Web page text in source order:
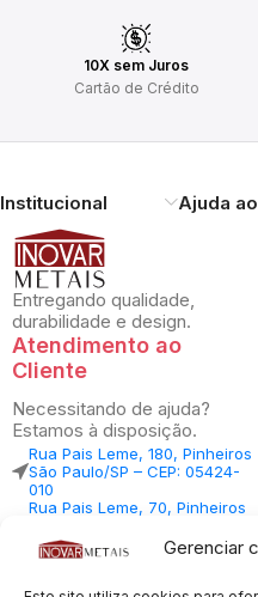
Gerenciar
10X sem Juros
Cartão de Crédito
Institucional Ajuda
Entregando qualidade,
durabilidade e design.
Atendimento ao
Cliente
Necessitando de ajuda?
Estamos à disposição.
Rua Pais Leme, 180, Pinheiros
São Paulo/SP – CEP: 05424-
010
Rua Pais Leme, 70, Pinheiros
010
Central Vendas: (11) 98812-